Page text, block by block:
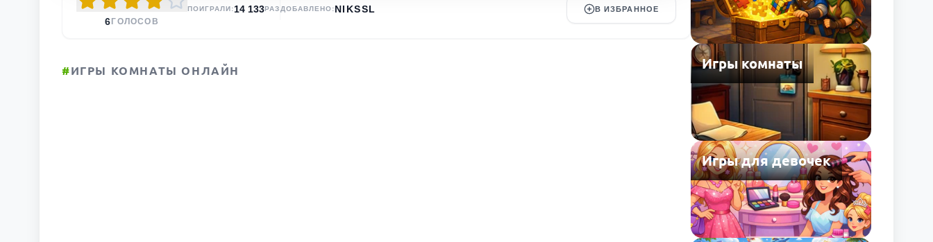
6 ГОЛОСОВ
ПОИГРАЛИ:14 133РАЗ ДОБАВЛЕНО:NIKSSL В ИЗБРАННОЕ
#ИГРЫ КОМНАТЫ ОНЛАЙН Игры комнаты
Игры для девочек